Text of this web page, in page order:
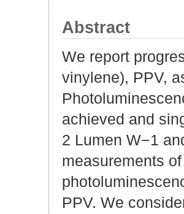
Abstract
We report
vinylene), PPV,
achieved and
2 Lumen W−1
measurements
PPV. We